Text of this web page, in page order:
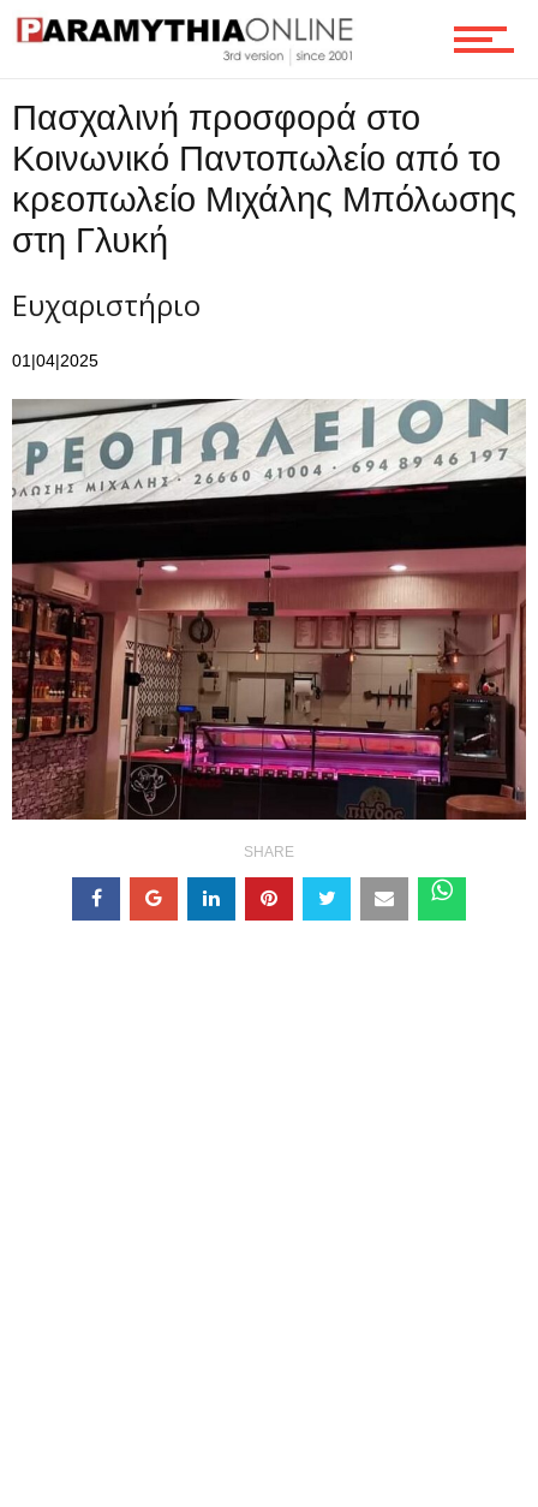
Ροή
Επικοινωνία
Πασχαλινή προσφορά στο
Κοινωνικό Παντοπωλείο από το
κρεοπωλείο Μιχάλης Μπόλωσης
στη Γλυκή
Ευχαριστήριο
01|04|2025
SHARE